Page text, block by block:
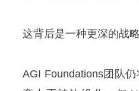
这背后是一种更深的战
AGI Foundations团队